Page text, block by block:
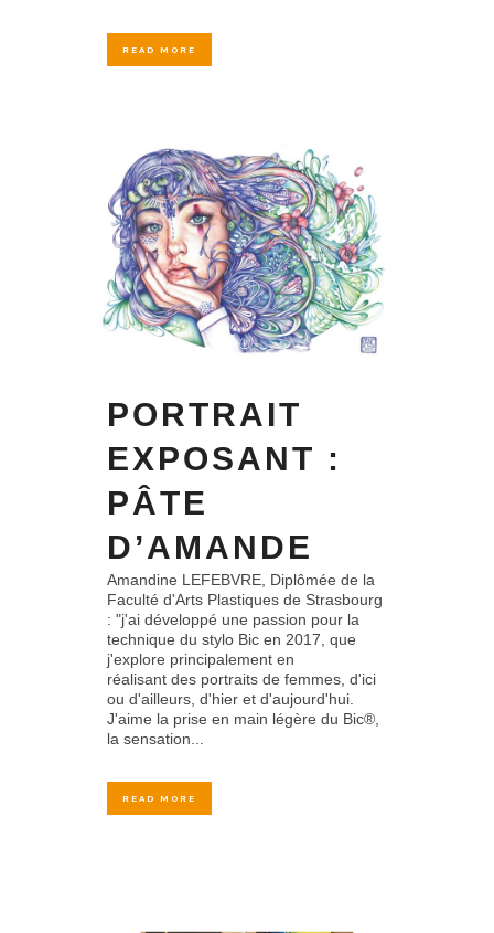
READ MORE
PORTRAIT
EXPOSANT :
PÂTE
D’AMANDE
Amandine LEFEBVRE, Diplômée de la
Faculté d'Arts Plastiques de Strasbourg
: "j'ai développé une passion pour la
technique du stylo Bic en 2017, que
j'explore principalement en
réalisant des portraits de femmes, d'ici
ou d'ailleurs, d'hier et d'aujourd'hui.
J'aime la prise en main légère du Bic®,
la sensation...
READ MORE